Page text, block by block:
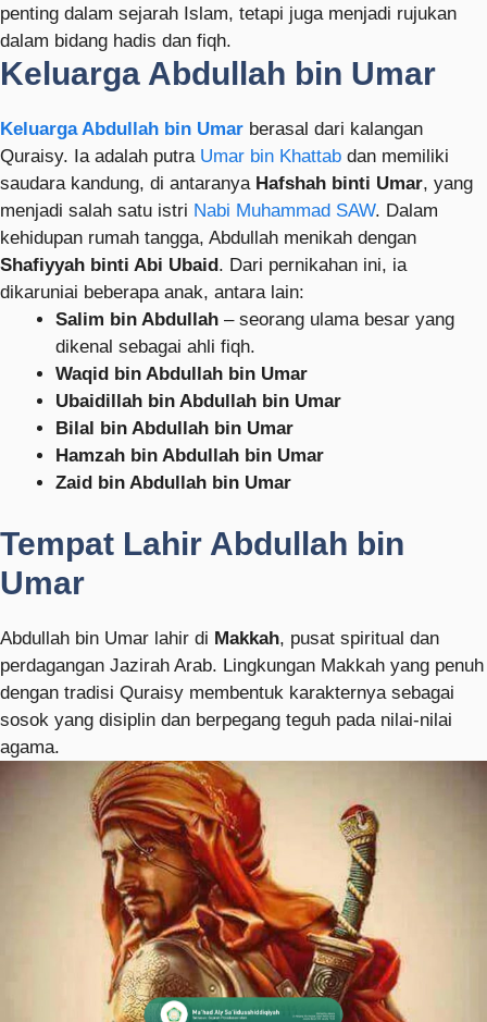
penting dalam sejarah Islam, tetapi juga menjadi rujukan
dalam bidang hadis dan fiqh.
Keluarga Abdullah bin Umar
Keluarga Abdullah bin Umar berasal dari kalangan
Quraisy. Ia adalah putra Umar bin Khattab dan memiliki
saudara kandung, di antaranya Hafshah binti Umar, yang
menjadi salah satu istri Nabi Muhammad SAW. Dalam
kehidupan rumah tangga, Abdullah menikah dengan
Shafiyyah binti Abi Ubaid. Dari pernikahan ini, ia
dikaruniai beberapa anak, antara lain:
Salim bin Abdullah – seorang ulama besar yang
dikenal sebagai ahli fiqh.
Waqid bin Abdullah bin Umar
Ubaidillah bin Abdullah bin Umar
Bilal bin Abdullah bin Umar
Hamzah bin Abdullah bin Umar
Zaid bin Abdullah bin Umar
Tempat Lahir Abdullah bin
Umar
Abdullah bin Umar lahir di Makkah, pusat spiritual dan
perdagangan Jazirah Arab. Lingkungan Makkah yang penuh
dengan tradisi Quraisy membentuk karakternya sebagai
sosok yang disiplin dan berpegang teguh pada nilai-nilai
agama.